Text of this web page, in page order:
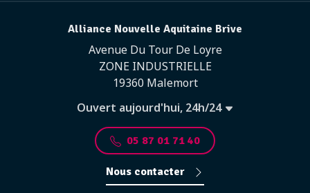
Alliance Nouvelle Aquitaine Brive
Avenue Du Tour De Loyre
ZONE INDUSTRIELLE
19360 Malemort
Ouvert aujourd'hui, 24h/24
05 87 01 71 40
Nous contacter